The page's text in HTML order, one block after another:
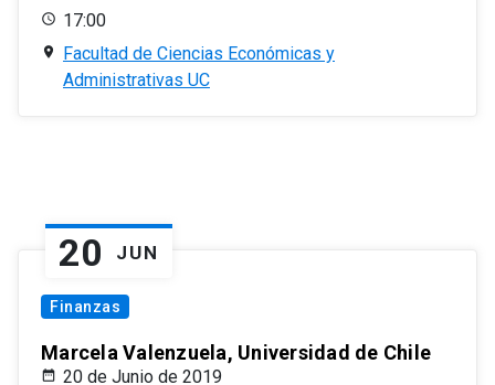
17:00
Facultad de Ciencias Económicas y
Administrativas UC
20 JUN
Finanzas
Marcela Valenzuela, Universidad de Chile
20 de Junio de 2019